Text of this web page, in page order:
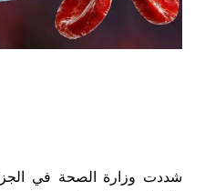
شددت وزارة الصحة في